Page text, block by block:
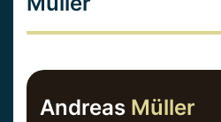
Andreas Müller